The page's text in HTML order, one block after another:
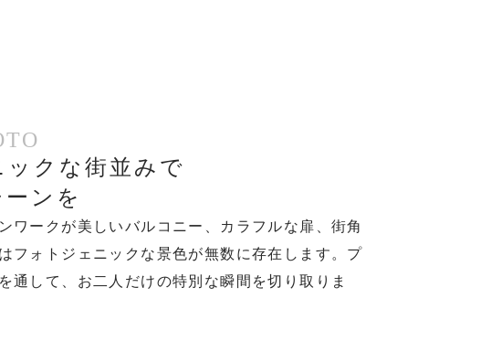
クな街並みで
ンを
ワークが美しいバルコニー、カラフルな扉、街角
ォトジェニックな景色が無数に存在します。プ
通して、お二人だけの特別な瞬間を切り取りま